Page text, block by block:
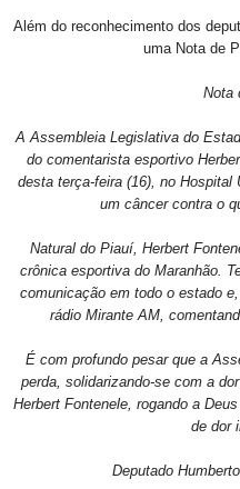
Além do reconhecimento dos
uma Nota de
Nota
A Assembleia Legislativa do
do comentarista esportivo
desta terça-feira (16), no
um câncer contra o
Natural do Piauí, Herbert
crônica esportiva do Maranhão.
comunicação em todo o estado
rádio Mirante AM,
É com profundo pesar que a
perda, solidarizando-se com a
Herbert Fontenele, rogando a
de dor
Deputado